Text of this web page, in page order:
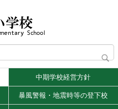
中期学校経営方針
暴風警報・地震時等の登下校